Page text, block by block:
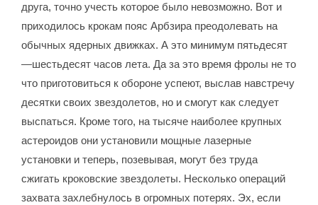
друга, точно учесть которое было невозможно. Вот и
приходилось крокам пояс Арбзира преодолевать на
обычных ядерных движках. А это минимум пятьдесят
—шестьдесят часов лета. Да за это время фролы не то
что приготовиться к обороне успеют, выслав навстречу
десятки своих звездолетов, но и смогут как следует
выспаться. Кроме того, на тысяче наиболее крупных
астероидов они установили мощные лазерные
установки и теперь, позевывая, могут без труда
сжигать кроковские звездолеты. Несколько операций
захвата захлебнулось в огромных потерях. Эх, если